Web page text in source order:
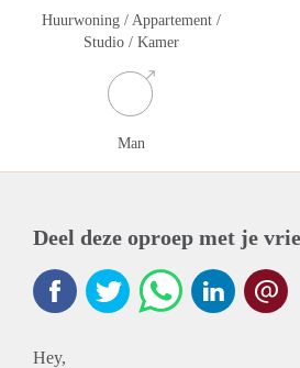
Huurwoning / Appartement /
Studio / Kamer
Man
Deel deze oproep met je
Hey,